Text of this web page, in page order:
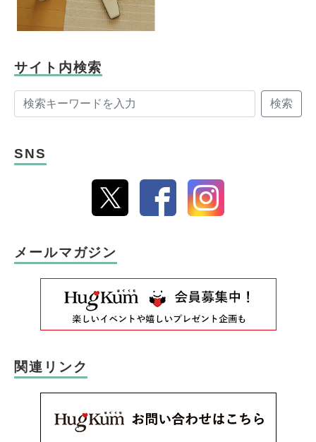
サイト内検索
検索
SNS
メールマガジン
関連リンク